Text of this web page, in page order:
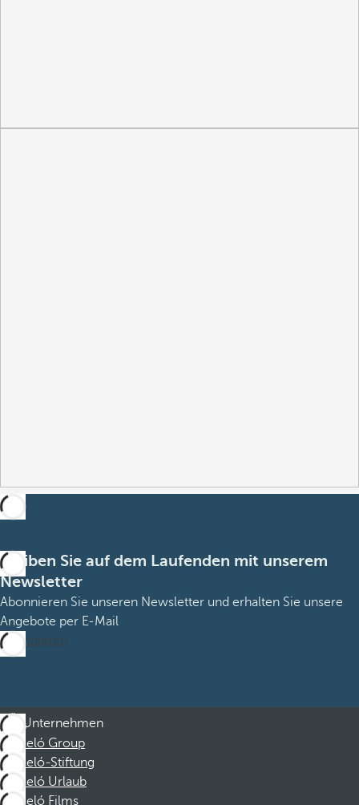
Bleiben Sie auf dem Laufenden mit unserem
Newsletter
Abonnieren Sie unseren Newsletter und erhalten Sie unsere
Angebote per E-Mail
Abonnieren
Unternehmen
Barceló Group
Barceló-Stiftung
Barceló Urlaub
Barceló Films